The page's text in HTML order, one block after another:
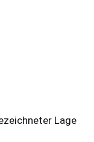
Lage